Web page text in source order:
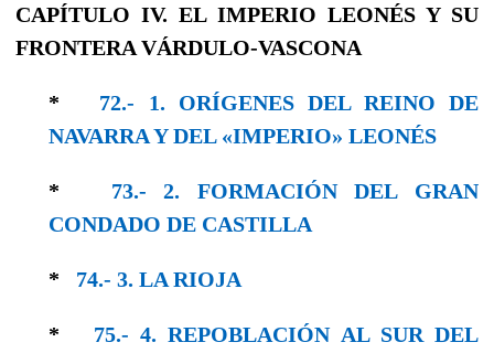
CAPÍTULO IV. EL IMPERIO LEONÉS Y SU
FRONTERA VÁRDULO-VASCONA
* 72.- 1. ORÍGENES DEL REINO DE
NAVARRA Y DEL «IMPERIO» LEONÉS
* 73.- 2. FORMACIÓN DEL GRAN
CONDADO DE CASTILLA
* 74.- 3. LA RIOJA
* 75.- 4. REPOBLACIÓN AL SUR DEL